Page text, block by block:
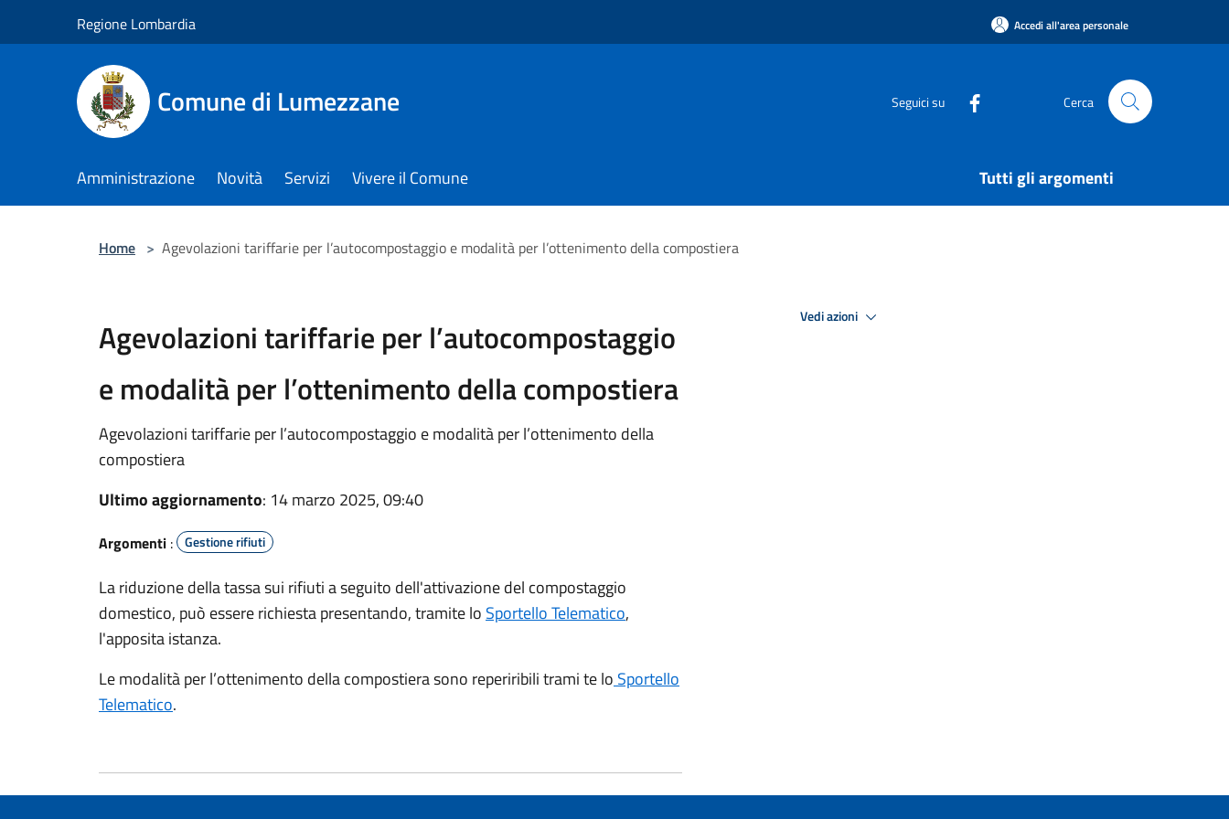
Regione Lombardia Accedi all'area personale
Comune di Lumezzane Seguici su Cerca
Amministrazione Novità Servizi Vivere il Comune Tutti gli argomenti
Home > Agevolazioni tariffarie per l’autocompostaggio e modalità per l’ottenimento della compostiera
Agevolazioni tariffarie per l’autocompostaggio
e modalità per l’ottenimento della compostiera
Agevolazioni tariffarie per l’autocompostaggio e modalità per l’ottenimento della
compostiera
Ultimo aggiornamento: 14 marzo 2025, 09:40
Argomenti : Gestione rifiuti
La riduzione della tassa sui rifiuti a seguito dell'attivazione del compostaggio
domestico, può essere richiesta presentando, tramite lo Sportello Telematico,
l'apposita istanza.
Le modalità per l’ottenimento della compostiera sono reperiribili trami te lo Sportello
Telematico.
Vedi azioni